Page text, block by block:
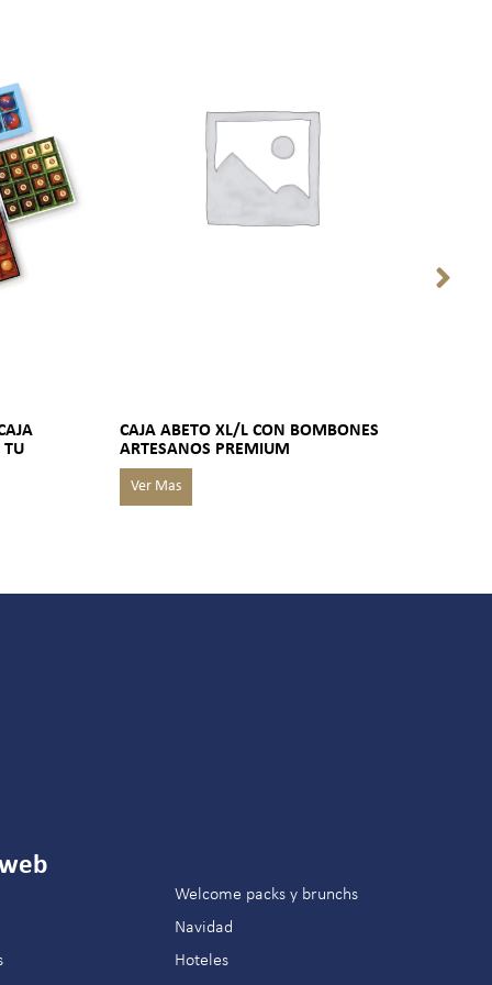
TU
CAJA ABETO XL/L CON BOMBONES
ARTESANOS PREMIUM
Welcome packs y brunchs
Navidad
Hoteles